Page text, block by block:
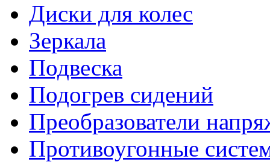
Диски для колес
Зеркала
Подвеска
Подогрев сидений
Преобразователи
Противоугонные